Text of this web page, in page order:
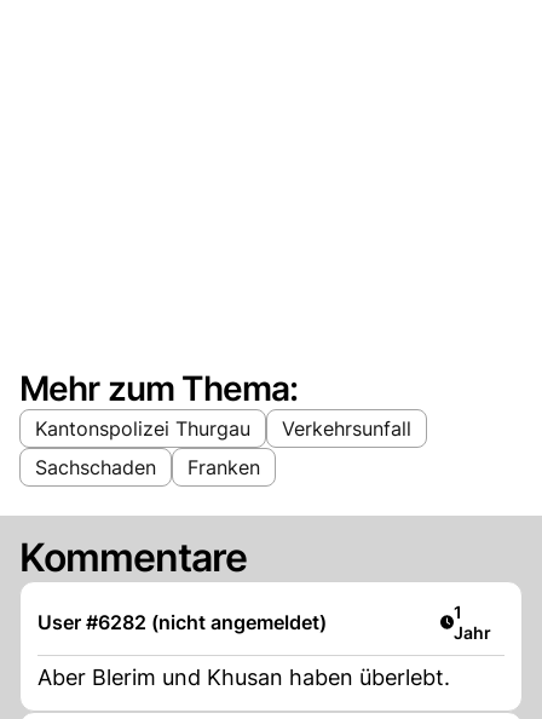
Mehr zum Thema:
Kantonspolizei Thurgau
Verkehrsunfall
Sachschaden
Franken
Kommentare
User #6282 (nicht angemeldet) Artikel
1
Jahr
Aber Blerim und Khusan haben überlebt.